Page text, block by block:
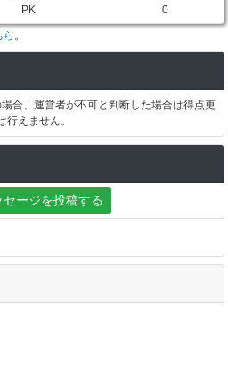
PK 0
ら 。
合、運営者が不可と判断した場合は得点更
行えません。
セージを投稿する